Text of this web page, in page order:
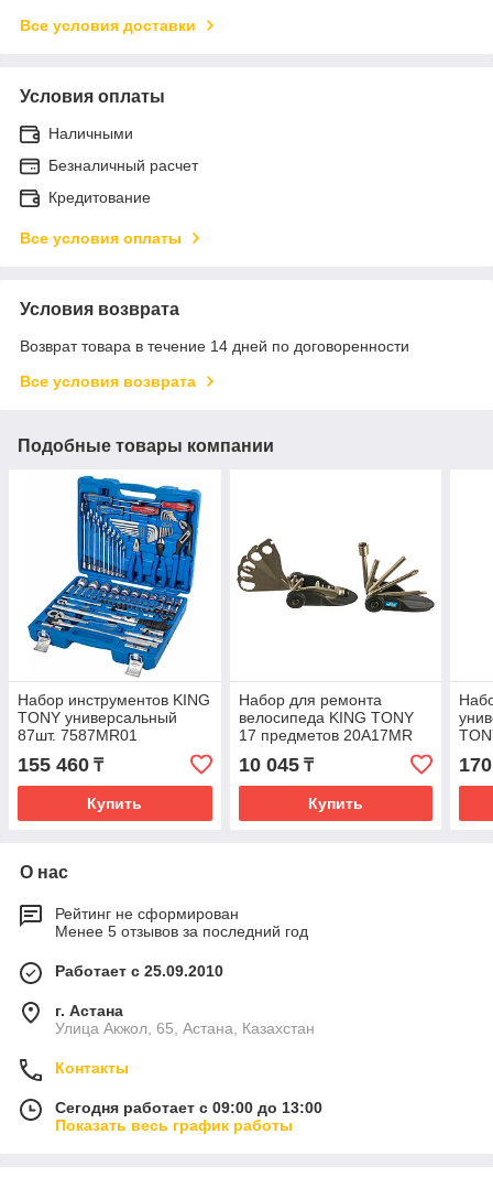
Все условия доставки
Условия оплаты
Наличными
Безналичный расчет
Кредитование
Все условия оплаты
Условия возврата
Возврат товара в течение 14 дней по договоренности
Все условия возврата
Подобные товары компании
Набор инструментов KING
TONY универсальный
87шт. 7587MR01
155 460 ₸
Купить
Набор для ремонта
велосипеда KING TONY
17 предметов 20A17MR
10 045₸
Купить
О нас
Рейтинг не сформирован
Менее 5 отзывов за последний год
Работает с 25.09.2010
г. Астана
Улица Акжол, 65, Астана, Казахстан
Контакты
Сегодня работает с 09:00 до 13:00
Показать весь график работы